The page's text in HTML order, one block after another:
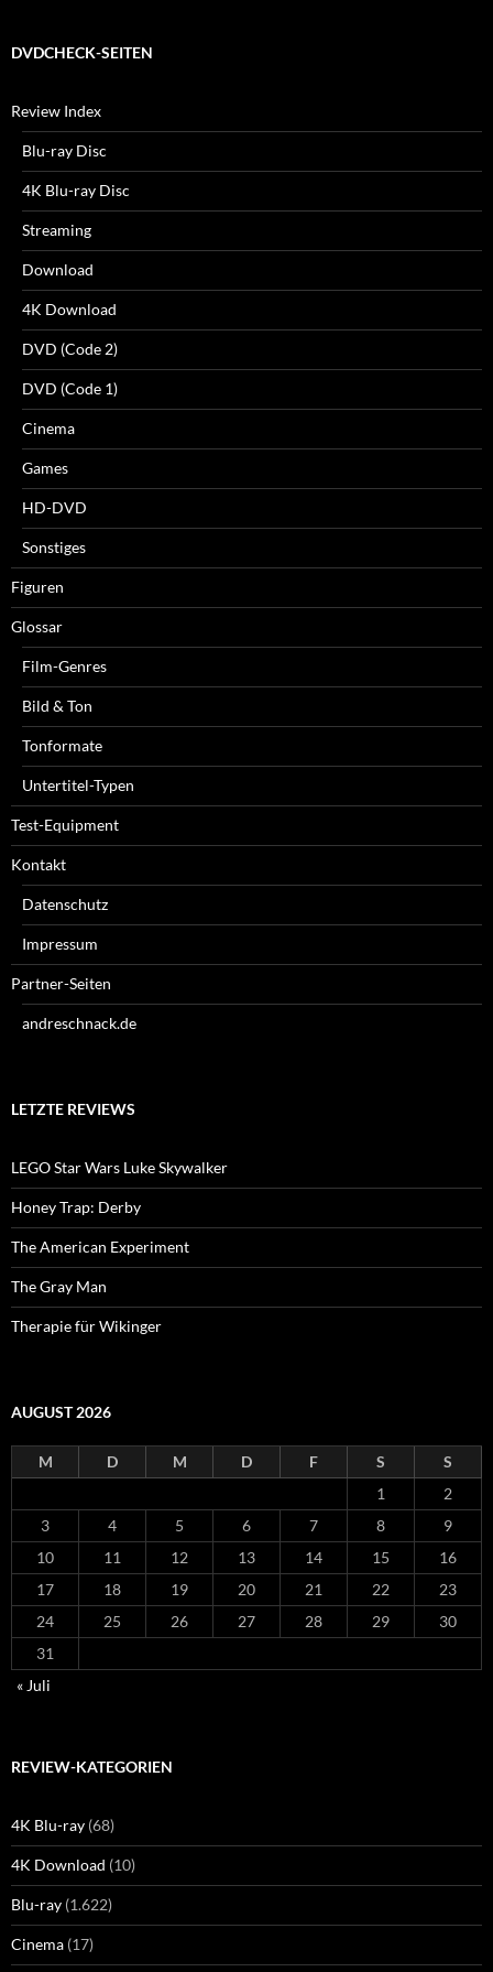
DVDCHECK-SEITEN
Review Index
Blu-ray Disc
4K Blu-ray Disc
Streaming
Download
4K Download
DVD (Code 2)
DVD (Code 1)
Cinema
Games
HD-DVD
Sonstiges
Figuren
Glossar
Film-Genres
Bild & Ton
Tonformate
Untertitel-Typen
Test-Equipment
Kontakt
Datenschutz
Impressum
Partner-Seiten
andreschnack.de
LETZTE REVIEWS
LEGO Star Wars Luke Skywalker
Honey Trap: Derby
The American Experiment
The Gray Man
Therapie für Wikinger
AUGUST 2026
M D M D F S
S
1
2
3
4 5 6 7 8
9
10
11 12 13 14 15
16
17
18 19 20 21 22
23
24
25 26 27 28 29
30
31
« Juli
REVIEW-KATEGORIEN
4K Blu-ray (68)
4K Download (10)
Blu-ray (1.622)
Cinema (17)